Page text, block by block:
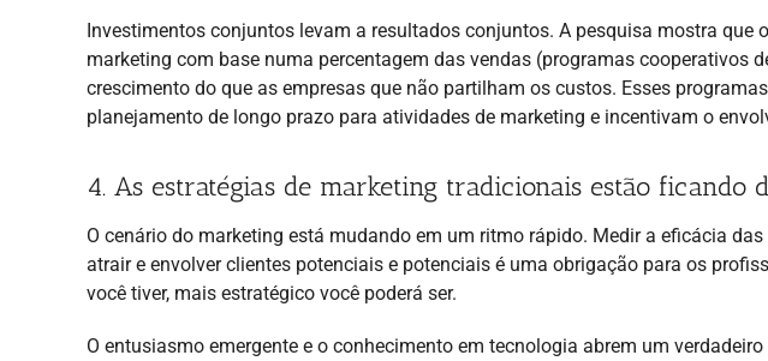
Investimentos conjuntos levam a resultados conjuntos. A pesquisa mostra que
marketing com base numa percentagem das vendas (programas cooperativos
crescimento do que as empresas que não partilham os custos. Esses
planejamento de longo prazo para atividades de marketing e incentivam o
4. As estratégias de marketing tradicionais estão ficando
O cenário do marketing está mudando em um ritmo rápido. Medir a eficácia
atrair e envolver clientes potenciais e potenciais é uma obrigação para os
você tiver, mais estratégico você poderá ser.
O entusiasmo emergente e o conhecimento em tecnologia abrem um